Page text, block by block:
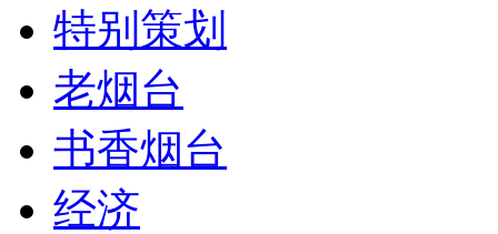
特别策划
老烟台
书香烟台
经济